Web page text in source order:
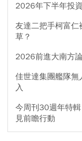
2026年下半年投
友達二把手柯富仁
草？
2026前進大南方
佳世達集團艦隊無
入
今周刊30週年特
見前瞻行動